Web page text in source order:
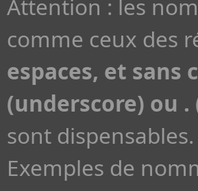
Attention : les
comme ceux des
espaces, et sans
(underscore) ou
sont dispensables.
Exemples de